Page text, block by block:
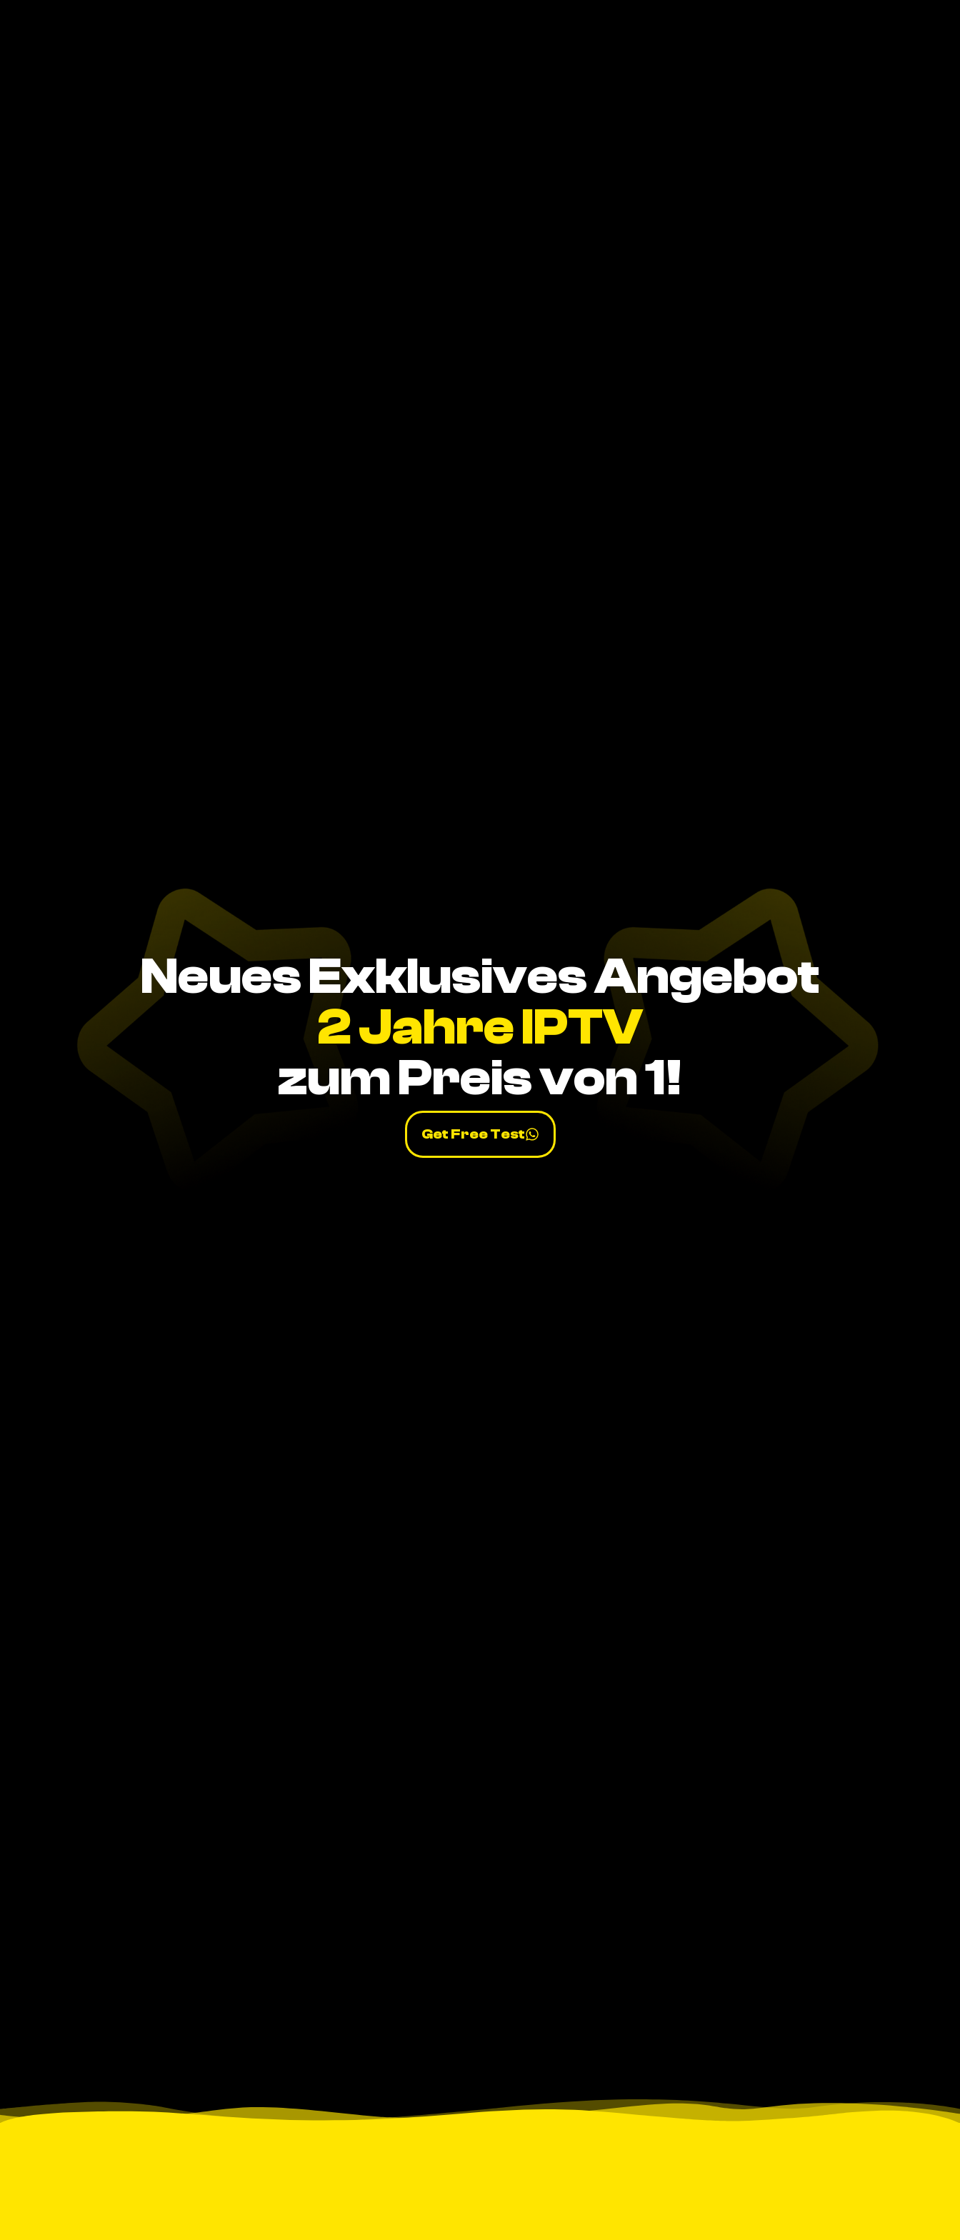
Neues Exklusives Angebot
2 Jahre IPTV
zum Preis von 1!
Get Free Test